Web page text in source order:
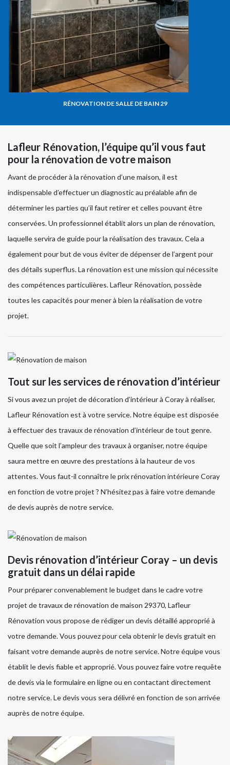
RÉNOVATION DE SALLE DE BAIN 29
Lafleur Rénovation, l’équipe qu’il vous faut
pour la rénovation de votre maison
Avant de procéder à la rénovation d’une maison, il est
indispensable d’effectuer un diagnostic au préalable afin de
déterminer les parties qu’il faut retirer et celles pouvant être
conservées. Un professionnel établit alors un plan de rénovation,
laquelle servira de guide pour la réalisation des travaux. Cela a
également pour but de vous éviter de dépenser de l’argent pour
des détails superflus. La rénovation est une mission qui nécessite
des compétences particulières. Lafleur Rénovation, possède
toutes les capacités pour mener à bien la réalisation de votre
projet.
Tout sur les services de rénovation d’intérieur
Si vous avez un projet de décoration d’intérieur à Coray à réaliser,
Lafleur Rénovation est à votre service. Notre équipe est disposée
à effectuer des travaux de rénovation d’intérieur de tout genre.
Quelle que soit l’ampleur des travaux à organiser, notre équipe
saura mettre en œuvre des prestations à la hauteur de vos
attentes. Vous faut-il connaître le prix rénovation intérieure Coray
en fonction de votre projet ? N’hésitez pas à faire votre demande
de devis auprès de notre service.
Devis rénovation d’intérieur Coray – un devis
gratuit dans un délai rapide
Pour préparer convenablement le budget dans le cadre votre
projet de travaux de rénovation de maison 29370, Lafleur
Rénovation vous propose de rédiger un devis détaillé approprié à
votre demande. Vous pouvez pour cela obtenir le devis gratuit en
faisant votre demande auprès de notre service. Notre équipe vous
établit le devis fiable et approprié. Vous pouvez faire votre requête
de devis via le formulaire en ligne ou en contactant directement
notre service. Le devis vous sera délivré en fonction de son arrivée
auprès de notre équipe.